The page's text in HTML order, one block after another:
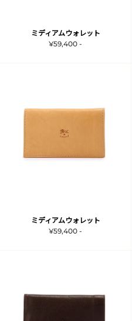
ミディアムウォレット
¥59,400 -
ミディアムウォレット
¥59,400 -